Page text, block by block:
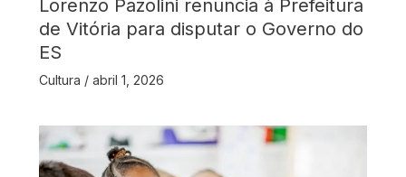
Lorenzo Pazolini renuncia à Prefeitura
de Vitória para disputar o Governo do
ES
Cultura / abril 1, 2026